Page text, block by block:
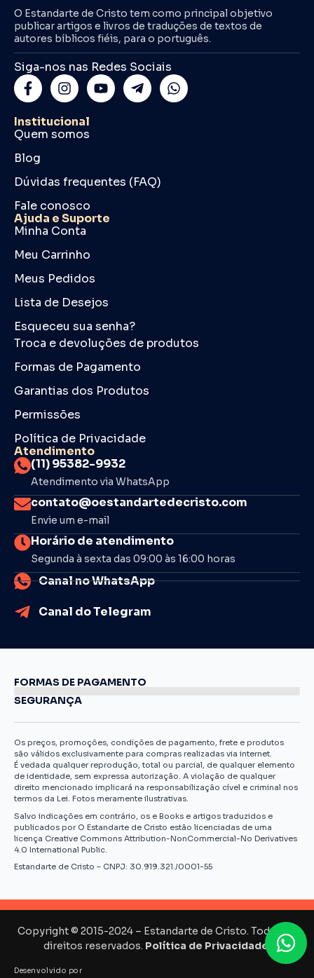
O Estandarte de Cristo tem como principal objetivo
publicar artigos e livros de traduções de textos de
autores bíblicos fiéis, para o português.
Siga-nos nas Redes Sociais
Institucional
Quem somos
Blog
Dúvidas frequentes (FAQ)
Fale conosco
Ajuda e Suporte
Minha Conta
Meu Carrinho
Meus Pedidos
Lista de Desejos
Esqueceu sua senha?
Troca e devoluções de produtos
Formas de Pagamento
Garantias dos Produtos
Permissões
Política de Privacidade
Atendimento
(11) 95382-9932
Atendimento via WhatsApp
contato@oestandartedecristo.com
Envie um e-mail
Horário de atendimento
Segunda à sexta das 09:00 às 16:00 horas
Canal no WhatsApp
Canal do Telegram
FORMAS DE PAGAMENTO
SEGURANÇA
Os preços, promoções, condições de pagamento, frete e produtos
são válidos exclusivamente para compras realizadas via internet.
É vedada qualquer reprodução, total ou parcial, de qualquer elemento
de identidade, sem expressa autorização. A violação de qualquer
direito mencionado implicará na responsabilização cível e criminal nos
termos da Lei. Fotos meramente ilustrativas.
Salvo indicações em contrário, os e Books e artigos traduzidos e
publicados por O Estandarte de Cristo estão licenciadas de uma
licença Creative Commons Attribution-NonCommercial-No Derivatives
4.0 International Public.
Estandarte de Cristo – CNPJ: 30.919.321./0001-55
Copyright © 2015-2024 – Estandarte de Cristo. Todos os
direitos reservados. Política de Privacidade.
Desenvolvido por